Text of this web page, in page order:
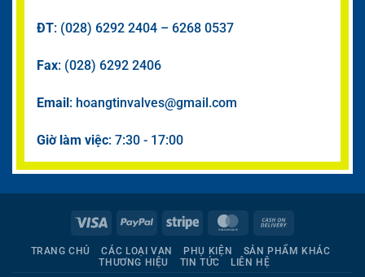
ĐT: (028) 6292 2404 – 6268 0537
Fax: (028) 6292 2406
Email: hoangtinvalves@gmail.com
Giờ làm việc: 7:30 - 17:00
Visa PayPal Stripe MasterCard
Delivery
TRANG CHỦ CÁC LOẠI VAN PHỤ KIỆN
SẢN PHẨM KHÁC
THƯƠNG HIỆU
TIN TỨC LIÊN HỆ